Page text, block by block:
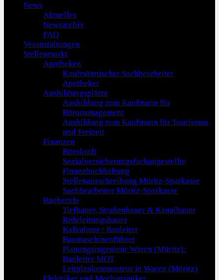
News
Aktuelles
Newsarchiv
FAQ
Veranstaltungen
Stellenmarkt
Apotheken
Kaufmännischer Sachbearbeiter
Apotheker
Ausbildungsplätze
Ausbildung zum Kaufmann für
Büromanagement
Ausbildung zum Kaufmann für Tourismus
und Freizeit
Finanzen
Bürokraft
Sozialversicherungsfachangestellte
Finanzbuchhaltung
Stellenausschreibung Müritz-Sparkasse
Sachbearbeiter Müritz-Sparkasse
Bauberufe
Tiefbauer, Straßenbauer & Kanalbauer
Rohrleitungsbauer
Kalkulator / Bauleiter
Baumaschinenführer
Planungsingenieur Waren (Müritz):
Bauleiter MOT
Leitplankenmonteur in Waren (Müritz)